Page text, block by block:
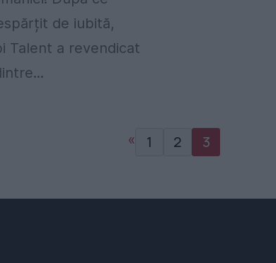
de iubită,
Talent a revendicat
« 1 2 3